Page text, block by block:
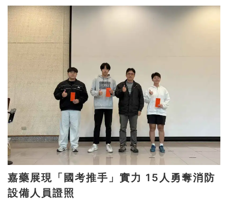
嘉藥展現「國考推手」實力 15人勇奪消防
設備人員證照